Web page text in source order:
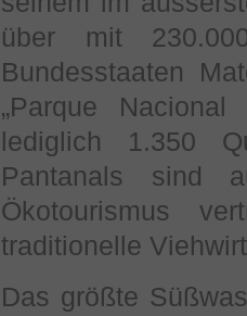
über mit
Bundesstaaten
„Parque
lediglich 1.350
Pantanals sind
Ökotourismus
traditionelle
Das größte